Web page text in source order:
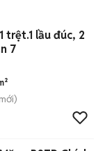
trệt.1 lầu đúc, 2
7
mới)